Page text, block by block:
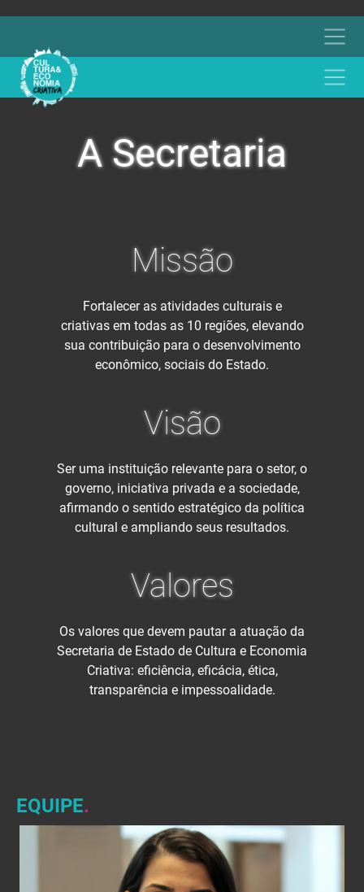
A Secretaria
Missão
Fortalecer as atividades culturais e
criativas em todas as 10 regiões, elevando
sua contribuição para o desenvolvimento
econômico, sociais do Estado.
Visão
Ser uma instituição relevante para o setor, o
governo, iniciativa privada e a sociedade,
afirmando o sentido estratégico da política
cultural e ampliando seus resultados.
Valores
Os valores que devem pautar a atuação da
Secretaria de Estado de Cultura e Economia
Criativa: eficiência, eficácia, ética,
transparência e impessoalidade.
EQUIPE